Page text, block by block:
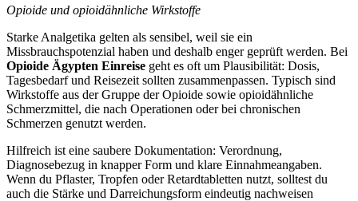
Opioide und opioidähnliche Wirkstoffe
Starke Analgetika gelten als sensibel, weil sie ein
Missbrauchspotenzial haben und deshalb enger geprüft werden. Bei
Opioide Ägypten Einreise geht es oft um Plausibilität: Dosis,
Tagesbedarf und Reisezeit sollten zusammenpassen. Typisch sind
Wirkstoffe aus der Gruppe der Opioide sowie opioidähnliche
Schmerzmittel, die nach Operationen oder bei chronischen
Schmerzen genutzt werden.
Hilfreich ist eine saubere Dokumentation: Verordnung,
Diagnosebezug in knapper Form und klare Einnahmeangaben.
Wenn du Pflaster, Tropfen oder Retardtabletten nutzt, solltest du
auch die Stärke und Darreichungsform eindeutig nachweisen